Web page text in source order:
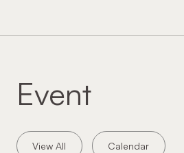
Event
View All Calendar